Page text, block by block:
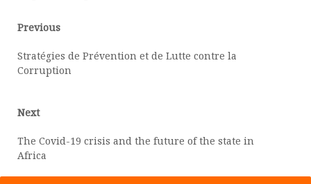
Post
navigation
Previous
Previous
Stratégies de Prévention et de Lutte contre la
Corruption
Next
Next
The Covid-19 crisis and the future of the state in
Africa